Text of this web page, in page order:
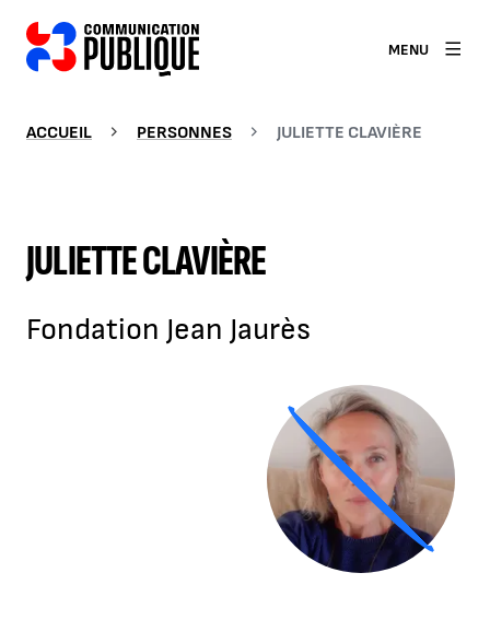
MENU
ACCUEIL PERSONNES JULIETTE CLAVIÈRE
JULIETTE CLAVIÈRE
Fondation Jean Jaurès
Agrandir